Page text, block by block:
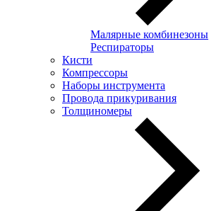
Малярные комбинезоны
Респираторы
Кисти
Компрессоры
Наборы инструмента
Провода прикуривания
Толщиномеры